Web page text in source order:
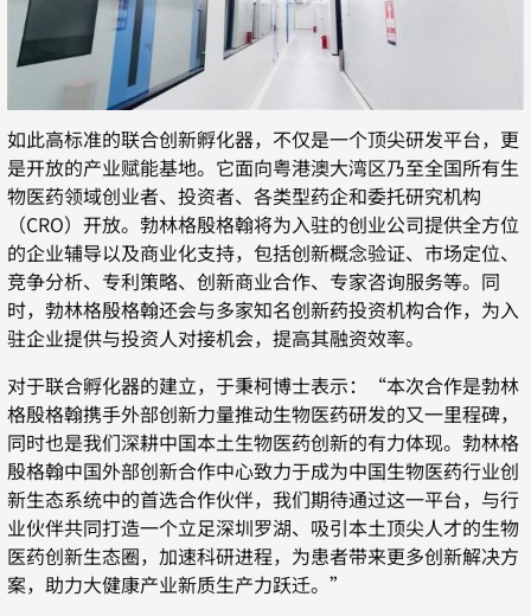
如此高标准的联合创新孵化器，不仅是一个顶尖研发平台，更
是开放的产业赋能基地。它面向粤港澳大湾区乃至全国所有生
物医药领域创业者、投资者、各类型药企和委托研究机构
（CRO）开放。勃林格殷格翰将为入驻的创业公司提供全方位
的企业辅导以及商业化支持，包括创新概念验证、市场定位、
竞争分析、专利策略、创新商业合作、专家咨询服务等。同
时，勃林格殷格翰还会与多家知名创新药投资机构合作，为入
驻企业提供与投资人对接机会，提高其融资效率。
对于联合孵化器的建立，于秉柯博士表示：“本次合作是勃林
格殷格翰携手外部创新力量推动生物医药研发的又一里程碑，
同时也是我们深耕中国本土生物医药创新的有力体现。勃林格
殷格翰中国外部创新合作中心致力于成为中国生物医药行业创
新生态系统中的首选合作伙伴，我们期待通过这一平台，与行
业伙伴共同打造一个立足深圳罗湖、吸引本土顶尖人才的生物
医药创新生态圈，加速科研进程，为患者带来更多创新解决方
案，助力大健康产业新质生产力跃迁。”